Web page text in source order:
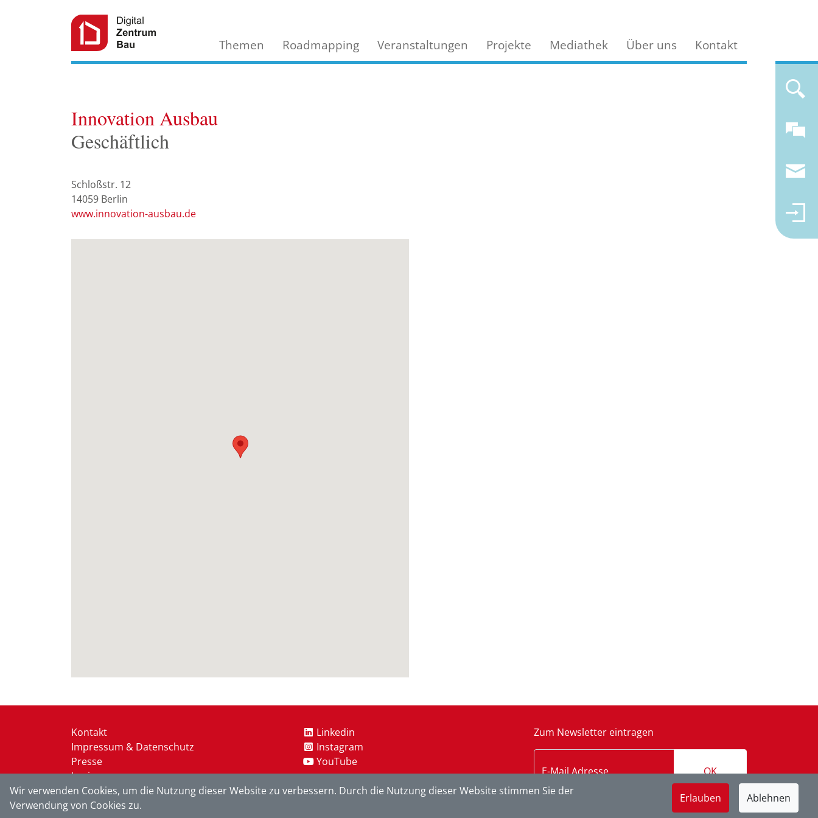
Themen Roadmapping Veranstaltungen Projekte Mediathek Über uns Kontakt
Innovation Ausbau
Geschäftlich
Schloßstr. 12
14059 Berlin
www.innovation-ausbau.de
Kontakt
Impressum & Datenschutz
Presse
Login
Linkedin
Instagram
YouTube
Zum Newsletter eintragen
OK
Wir verwenden Cookies, um die Nutzung dieser Website zu verbessern. Durch die Nutzung dieser Website stimmen Sie der
Verwendung von Cookies zu.
Erlauben Ablehnen